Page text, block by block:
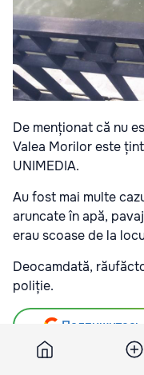
De menționat că nu
Valea Morilor este
UNIMEDIA.
Au fost mai multe
aruncate în apă,
erau scoase de la
Deocamdată,
poliție.
Подпишитесь